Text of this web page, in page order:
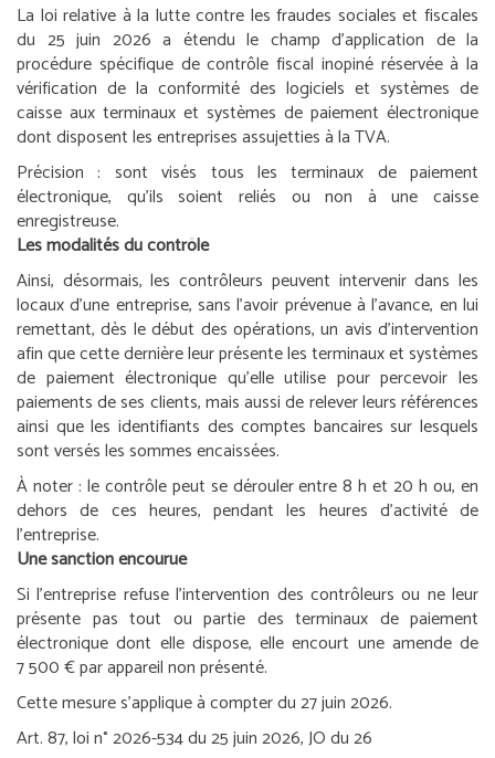
La loi relative à la lutte contre les fraudes sociales et fiscales
du 25 juin 2026 a étendu le champ d’application de la
procédure spécifique de contrôle fiscal inopiné réservée à la
vérification de la conformité des logiciels et systèmes de
caisse aux terminaux et systèmes de paiement électronique
dont disposent les entreprises assujetties à la TVA.
Précision : sont visés tous les terminaux de paiement
électronique, qu’ils soient reliés ou non à une caisse
enregistreuse.
Les modalités du contrôle
Ainsi, désormais, les contrôleurs peuvent intervenir dans les
locaux d’une entreprise, sans l’avoir prévenue à l’avance, en lui
remettant, dès le début des opérations, un avis d’intervention
afin que cette dernière leur présente les terminaux et systèmes
de paiement électronique qu’elle utilise pour percevoir les
paiements de ses clients, mais aussi de relever leurs références
ainsi que les identifiants des comptes bancaires sur lesquels
sont versés les sommes encaissées.
À noter : le contrôle peut se dérouler entre 8 h et 20 h ou, en
dehors de ces heures, pendant les heures d’activité de
l’entreprise.
Une sanction encourue
Si l’entreprise refuse l’intervention des contrôleurs ou ne leur
présente pas tout ou partie des terminaux de paiement
électronique dont elle dispose, elle encourt une amende de
7 500 € par appareil non présenté.
Cette mesure s’applique à compter du 27 juin 2026.
Art. 87, loi n° 2026-534 du 25 juin 2026, JO du 26